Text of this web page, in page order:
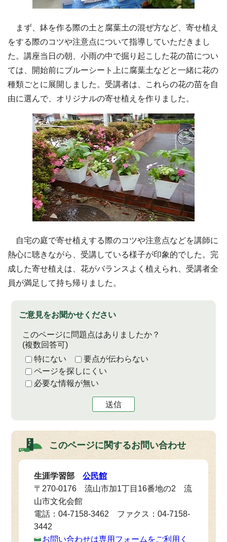
まず、鉢を作る際の土と腐葉土の混ぜ方など、寄せ植え
をする際のコツや注意点について指導していただきまし
た。講座当日の朝、小雨の中で掘り起こした花の苗につい
ては、開始前にブルーシート上に腐葉土などと一緒に花の
種類ごとに展開しました。受講者は、これらの花の苗を自
由に選んで、オリジナルの寄せ植えを作りました。
自宅の庭で寄せ植えする際のコツや注意点などを講師に
熱心に聴きながら、受講している様子が印象的でした。完
成した寄せ植えは、花がバランスよく植えられ、受講者全
員が満足して持ち帰りました。
ご意見をお聞かせください
このページに問題点はありましたか？
(複数回答可)
特にない
要点が伝わらない
ページを探しにくい
必要な情報が無い
送信
このページに関するお問い合わせ
生涯学習部公民館
〒270-0176 流山市加1丁目16番地の2 流
山市文化会館
電話：04-7158-3462 ファクス：04-7158-
3442
お問い合わせは専用フォームをご利用く